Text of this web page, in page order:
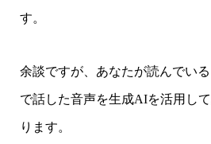
す。
余談ですが、あなたが読んでい
で話した音声を生成AIを活用し
ります。